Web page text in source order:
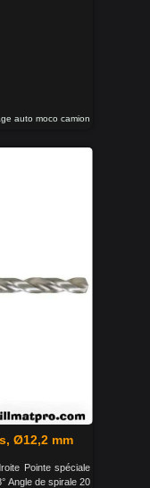
auto moco camion
Ø12,2 mm
Pointe spéciale
Angle de spirale 20